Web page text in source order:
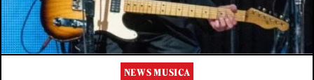
NEWS MUSICA